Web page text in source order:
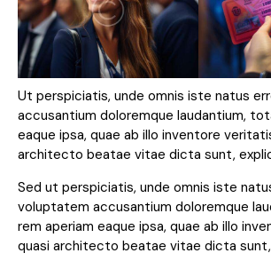
Ut perspiciatis, unde omnis iste natus
accusantium doloremque laudantium,
eaque ipsa, quae ab illo inventore
architecto beatae vitae dicta sunt,
Sed ut perspiciatis, unde omnis iste
voluptatem accusantium doloremque
rem aperiam eaque ipsa, quae ab illo
quasi architecto beatae vitae dicta